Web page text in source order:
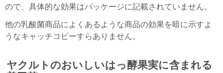
ので、具体的な効果はパッケージに記載されていません。
他の乳酸菌商品によくあるような商品の効果を暗に示すよ
うなキャッチコピーすらありません。
ヤクルトのおいしいはっ酵果実に含まれる